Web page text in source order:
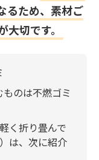
るため、素材ご
切です。
のは不燃ゴミ
く折り畳んで
は、次に紹介